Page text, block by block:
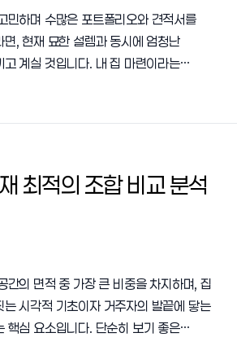
민하며 수많은 포트폴리오와 견적서를
, 현재 묘한 설렘과 동시에 엄청난
계실 것입니다. 내 집 마련이라는
그 공간을 나의 취향과 라이프스타일로
들려오는 공사 중단, 연락 두절, 상상을
이른바 '사기 피해' 사례들을 접하게 되면,
천만 원의 예산을 누구에게 안전하게
기 마련입니다. 저 역시 과거 첫 신혼집
기에 번지르르한 말솜씨와 저렴한
최적의 조합 비교 분석
간의 면적 중 가장 큰 비중을 차지하며, 집
시각적 기초이자 거주자의 발끝에 닿는
핵심 요소입니다. 단순히 보기 좋은